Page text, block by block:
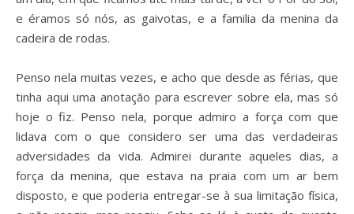
e éramos só nós, as gaivotas, e a familia da menina da
cadeira de rodas.
Penso nela muitas vezes, e acho que desde as férias, que
tinha aqui uma anotação para escrever sobre ela, mas só
hoje o fiz. Penso nela, porque admiro a força com que
lidava com o que considero ser uma das verdadeiras
adversidades da vida. Admirei durante aqueles dias, a
força da menina, que estava na praia com um ar bem
disposto, e que poderia entregar-se à sua limitação física,